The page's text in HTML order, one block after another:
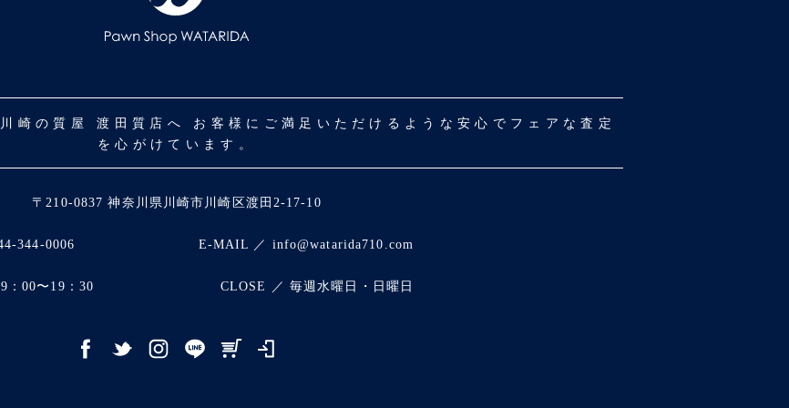
の質屋 渡田質店へ お客様にご満足いただけるような安心でフェアな査定
を心がけています。
〒210-0837 神奈川県川崎市川崎区渡田2-17-10
344-0006 E-MAIL ／ info@watarida710.com
：00〜19：30 CLOSE ／ 毎週水曜日・日曜日